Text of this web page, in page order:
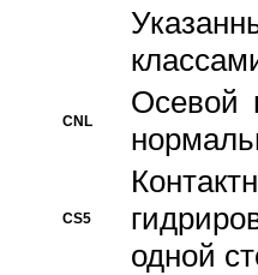
CNL
Осевой
CS5
одной